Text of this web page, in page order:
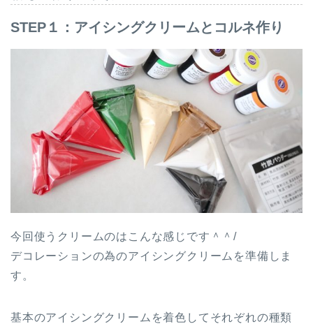
STEP１：アイシングクリームとコルネ作り
今回使うクリームのはこんな感じです＾＾/
デコレーションの為のアイシングクリームを準備しま
す。
基本のアイシングクリームを着色してそれぞれの種類